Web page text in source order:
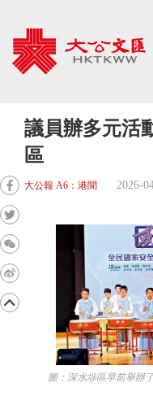
議員辦多元活
區
大公報 A6：港聞 2026-
圖：深水埗區早前舉辦了